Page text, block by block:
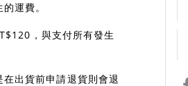
運費。
，與支付所有發生
出貨前申請退貨則會退